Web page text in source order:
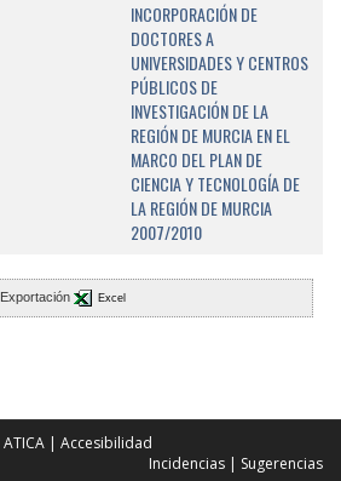
INCORPORACIÓN DE
DOCTORES A
UNIVERSIDADES Y CENTROS
PÚBLICOS DE
INVESTIGACIÓN DE LA
REGIÓN DE MURCIA EN EL
MARCO DEL PLAN DE
CIENCIA Y TECNOLOGÍA DE
LA REGIÓN DE MURCIA
2007/2010
Exportación Excel
ATICA | Accesibilidad
Incidencias | Sugerencias